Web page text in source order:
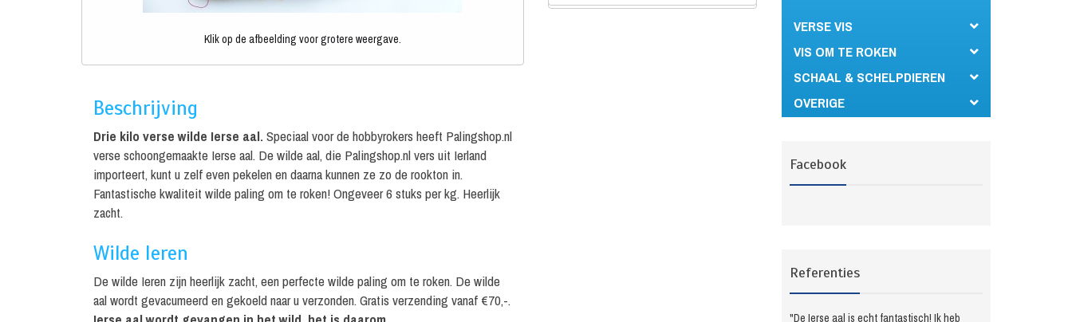
Klik op de afbeelding voor grotere weergave.
Beschrijving
Drie kilo verse wilde Ierse aal.Speciaal voor de hobbyrokers heeft Palingshop.nl
verse schoongemaakte Ierse aal. De wilde aal, die Palingshop.nl vers uit Ierland
importeert, kunt u zelf even pekelen en daarna kunnen ze zo de rookton in.
Fantastische kwaliteit wilde paling om te roken! Ongeveer 6 stuks per kg. Heerlijk
zacht.
Wilde Ieren
De wilde Ieren zijn heerlijk zacht, een perfecte wilde paling om te roken. De wilde
aal wordt gevacumeerd en gekoeld naar u verzonden. Gratis verzending vanaf €70,-.
VERSE VIS
VIS OM TE ROKEN
SCHAAL & SCHELPDIEREN
OVERIGE
Facebook
Referenties
"De Ierse aal is echt fantastisch! Ik heb